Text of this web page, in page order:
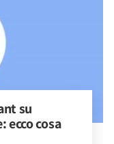
su
ecco cosa